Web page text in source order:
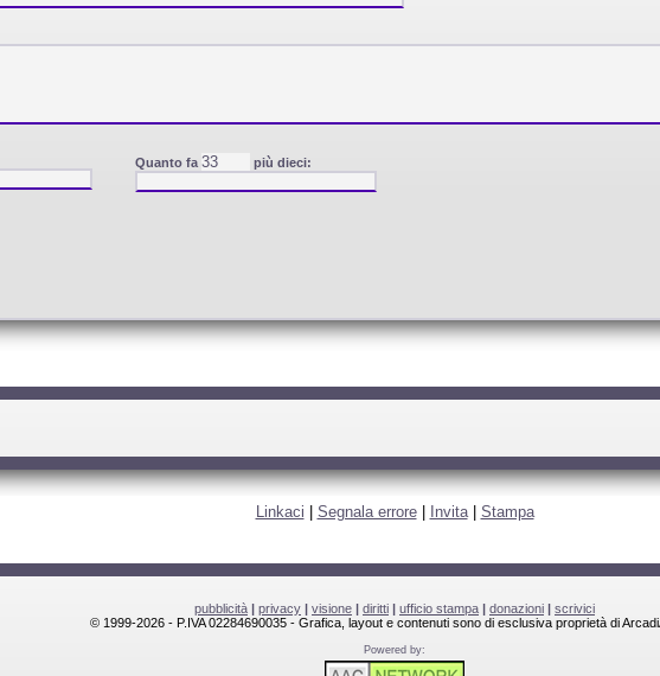
Quanto fa più dieci:
Linkaci Segnala errore| Invita| Stampa
pubblicità | privacy | visione | diritti | ufficio stampa | donazioni | scrivici
© 1999-2026 - P.IVA 02284690035 - Grafica, layout e contenuti sono di esclusiva proprietà di
Powered by: